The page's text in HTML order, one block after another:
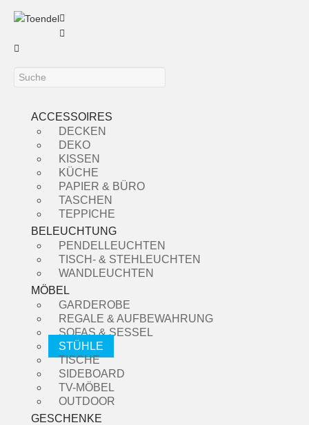
ACCESSOIRES
DECKEN
DEKO
KISSEN
KÜCHE
PAPIER & BÜRO
TASCHEN
TEPPICHE
BELEUCHTUNG
PENDELLEUCHTEN
TISCH- & STEHLEUCHTEN
WANDLEUCHTEN
MÖBEL
GARDEROBE
REGALE & AUFBEWAHRUNG
SOFAS & SESSEL
STÜHLE
TISCHE
SIDEBOARD
TV-MÖBEL
OUTDOOR
GESCHENKE